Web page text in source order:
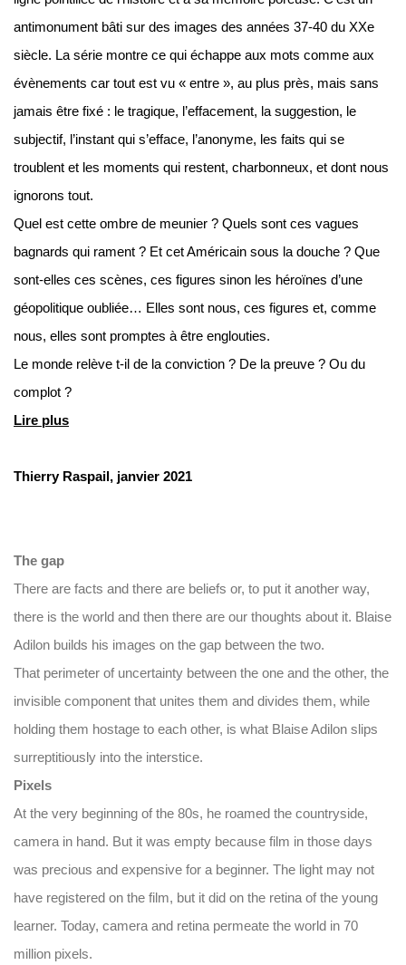
antimonument bâti sur des images des années 37-40 du XXe
siècle. La série montre ce qui échappe aux mots comme aux
évènements car tout est vu « entre », au plus près, mais sans
jamais être fixé : le tragique, l’effacement, la suggestion, le
subjectif, l’instant qui s’efface, l’anonyme, les faits qui se
troublent et les moments qui restent, charbonneux, et dont nous
ignorons tout.
Quel est cette ombre de meunier ? Quels sont ces vagues
bagnards qui rament ? Et cet Américain sous la douche ? Que
sont-elles ces scènes, ces figures sinon les héroïnes d’une
géopolitique oubliée… Elles sont nous, ces figures et, comme
nous, elles sont promptes à être englouties.
Le monde relève t-il de la conviction ? De la preuve ? Ou du
complot ?
Lire plus
Thierry Raspail, janvier 2021
The gap
There are facts and there are beliefs or, to put it another way,
there is the world and then there are our thoughts about it. Blaise
Adilon builds his images on the gap between the two.
That perimeter of uncertainty between the one and the other, the
invisible component that unites them and divides them, while
holding them hostage to each other, is what Blaise Adilon slips
surreptitiously into the interstice.
Pixels
At the very beginning of the 80s, he roamed the countryside,
camera in hand. But it was empty because film in those days
was precious and expensive for a beginner. The light may not
have registered on the film, but it did on the retina of the young
learner. Today, camera and retina permeate the world in 70
million pixels.